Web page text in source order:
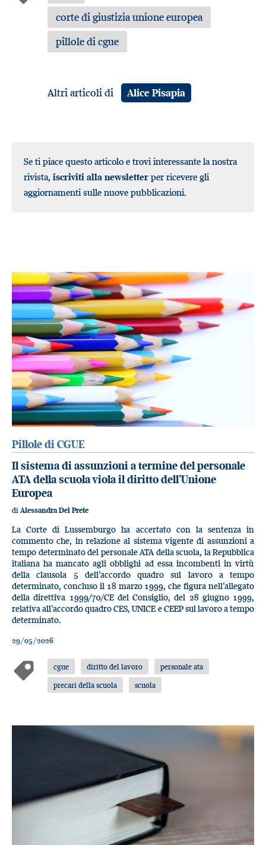
corte di giustizia unione europea
pillole di cgue
Altri articoli di Alice Pisapia
Se ti piace questo articolo e trovi interessante la nostra
rivista, iscriviti alla newsletter per ricevere gli
aggiornamenti sulle nuove pubblicazioni.
Pillole di CGUE
Il sistema di assunzioni a termine del personale
ATA della scuola viola il diritto dell’Unione
Europea
di Alessandra Del Prete
La Corte di Lussemburgo ha accertato con la sentenza in
commento che, in relazione al sistema vigente di assunzioni a
tempo determinato del personale ATA della scuola, la Repubblica
italiana ha mancato agli obblighi ad essa incombenti in virtù
della clausola 5 dell’accordo quadro sul lavoro a tempo
determinato, concluso il 18 marzo 1999, che figura nell’allegato
della direttiva 1999/70/CE del Consiglio, del 28 giugno 1999,
relativa all’accordo quadro CES, UNICE e CEEP sul lavoro a tempo
determinato.
29/05/2026
cgue diritto del lavoro
personale ata
precari della scuola
scuola